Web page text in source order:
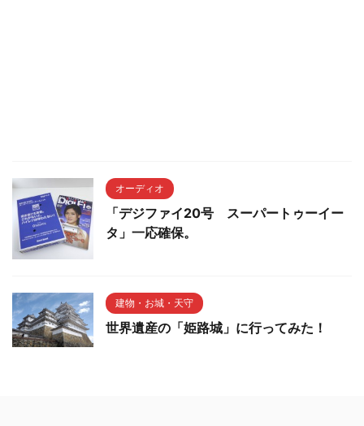
オーディオ
「デジファイ20号 スーパートゥーイー
タ」一応確保。
建物・お城・天守
世界遺産の「姫路城」に行ってみた！